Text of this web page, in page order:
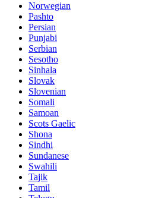
Norwegian
Pashto
Persian
Punjabi
Serbian
Sesotho
Sinhala
Slovak
Slovenian
Somali
Samoan
Scots Gaelic
Shona
Sindhi
Sundanese
Swahili
Tajik
Tamil